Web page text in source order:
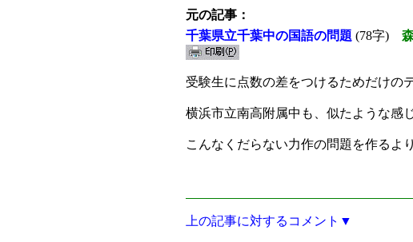
元の記事：
千葉県立千葉中の国語の問題 (78字)
受験生に点数の差をつけるためだけの
横浜市立南高附属中も、似たような感
こんなくだらない力作の問題を作るよ
上の記事に対するコメント▼